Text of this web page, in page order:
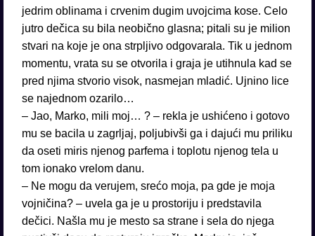
jedrim oblinama i crvenim dugim uvojcima kose. Celo
jutro dečica su bila neobično glasna; pitali su je milion
stvari na koje je ona strpljivo odgovarala. Tik u jednom
momentu, vrata su se otvorila i graja je utihnula kad se
pred njima stvorio visok, nasmejan mladić. Ujnino lice
se najednom ozarilo…
– Jao, Marko, mili moj… ? – rekla je ushićeno i gotovo
mu se bacila u zagrljaj, poljubivši ga i dajući mu priliku
da oseti miris njenog parfema i toplotu njenog tela u
tom ionako vrelom danu.
– Ne mogu da verujem, srećo moja, pa gde je moja
vojničina? – uvela ga je u prostoriju i predstavila
dečici. Našla mu je mesto sa strane i sela do njega